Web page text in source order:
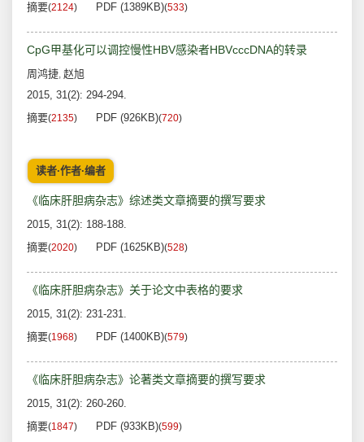
摘要(2124) PDF (1389KB)(533)
CpG甲基化可以调控慢性HBV感染者HBVcccDNA的转录
周鸿捷, 赵旭
2015, 31(2): 294-294.
摘要(2135) PDF (926KB)(720)
读者·作者·编者
《临床肝胆病杂志》综述类文章摘要的撰写要求
2015, 31(2): 188-188.
摘要(2020) PDF (1625KB)(528)
《临床肝胆病杂志》关于论文中表格的要求
2015, 31(2): 231-231.
摘要(1968) PDF (1400KB)(579)
《临床肝胆病杂志》论著类文章摘要的撰写要求
2015, 31(2): 260-260.
摘要(1847) PDF (933KB)(599)